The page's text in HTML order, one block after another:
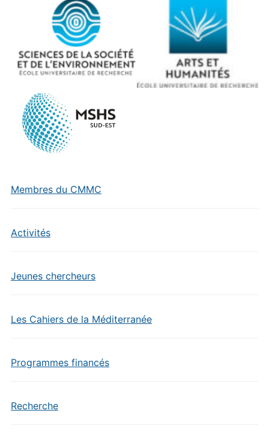
Membres du CMMC
Activités
Jeunes chercheurs
Les Cahiers de la Méditerranée
Programmes financés
Recherche